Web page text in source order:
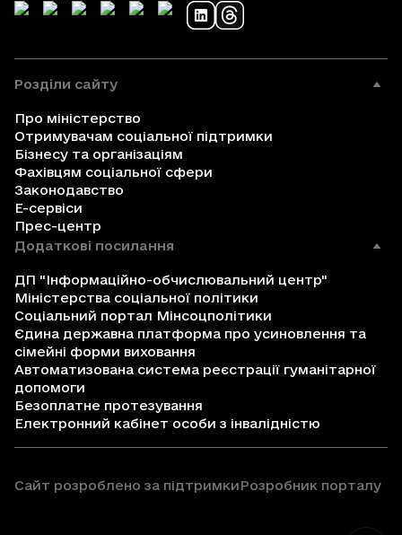
Розділи сайту
Про міністерство
Отримувачам соціальної підтримки
Бізнесу та організаціям
Фахівцям соціальної сфери
Законодавство
Е-сервіси
Прес-центр
Додаткові посилання
ДП "Інформаційно-обчислювальний центр"
Міністерства соціальної політики
Соціальний портал Мінсоцполітики
Єдина державна платформа про усиновлення та
сімейні форми виховання
Автоматизована система реєстрації гуманітарної
допомоги
Безоплатне протезування
Електронний кабінет особи з інвалідністю
Сайт розроблено за підтримкиРозробник порталу